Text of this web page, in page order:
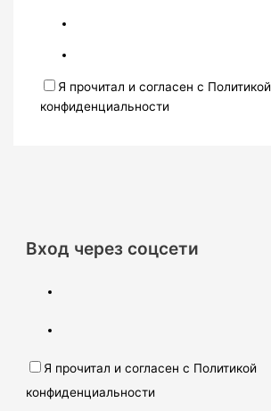
Я прочитал и согласен с Политикой
конфиденциальности
Вход через соцсети
Я прочитал и согласен с Политикой
конфиденциальности